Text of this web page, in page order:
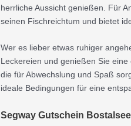
herrliche Aussicht genießen. Für
seinen Fischreichtum und bietet
Wer es lieber etwas ruhiger
Leckereien und genießen Sie
die für Abwechslung und Spaß
ideale Bedingungen für eine
Segway Gutschein